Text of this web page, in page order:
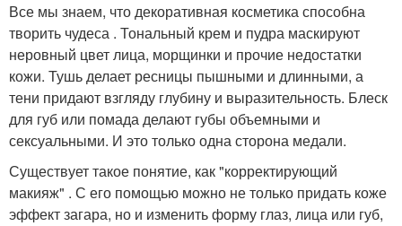
Все мы знаем, что декоративная косметика способна
творить чудеса . Тональный крем и пудра маскируют
неровный цвет лица, морщинки и прочие недостатки
кожи. Тушь делает ресницы пышными и длинными, а
тени придают взгляду глубину и выразительность. Блеск
для губ или помада делают губы объемными и
сексуальными. И это только одна сторона медали.
Существует такое понятие, как "корректирующий
макияж" . С его помощью можно не только придать коже
эффект загара, но и изменить форму глаз, лица или губ,